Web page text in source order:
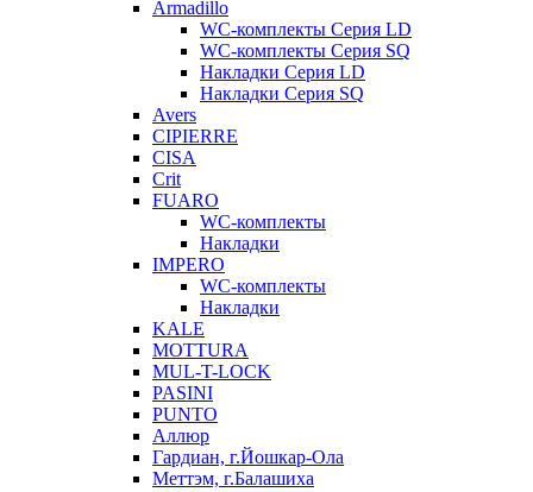
Armadillo
WC-комплекты Серия LD
WC-комплекты Серия SQ
Накладки Серия LD
Накладки Серия SQ
Avers
CIPIERRE
CISA
Crit
FUARO
WC-комплекты
Накладки
IMPERO
WC-комплекты
Накладки
KALE
MOTTURA
MUL-T-LOCK
PASINI
PUNTO
Аллюр
Гардиан, г.Йошкар-Ола
Меттэм, г.Балашиха